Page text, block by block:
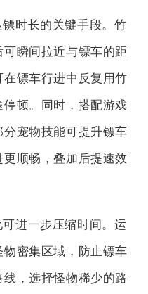
时长的关键手段。竹
瞬间拉近与镖车的距
镖车行进中反复用竹
顿。同时，搭配游戏
宠物技能可提升镖车
顺畅，叠加后提速效
进一步压缩时间。运
密集区域，防止镖车
，选择怪物稀少的路